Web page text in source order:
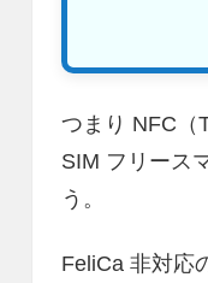
つまり NFC（
SIM フリース
う。
FeliCa 非対応